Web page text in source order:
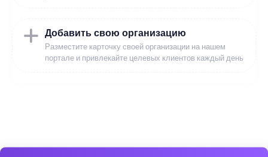
Добавить свою организацию
Разместите карточку своей организации на нашем
портале и привлекайте целевых клиентов каждый день